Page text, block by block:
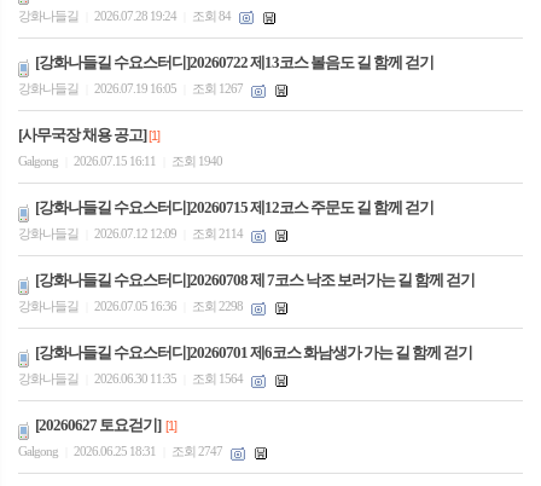
강화나들길 2026.07.28 19:24 조회 84
[강화나들길 수요스터디]20260722 제13코스 볼음도 길 함께 걷기
강화나들길 2026.07.19 16:05 조회 1267
[사무국장 채용 공고][1]
Galgong
2026.07.15 16:11 조회 1940
[강화나들길 수요스터디]20260715 제12코스 주문도 길 함께 걷기
강화나들길 2026.07.12 12:09 조회 2114
[강화나들길 수요스터디]20260708 제 7코스 낙조 보러가는 길 함께 걷기
강화나들길 2026.07.05 16:36 조회 2298
[강화나들길 수요스터디]20260701 제6코스 화남생가 가는 길 함께 걷기
강화나들길 2026.06.30 11:35 조회 1564
[20260627 토요걷기] [1]
Galgong
2026.06.25 18:31 조회 2747